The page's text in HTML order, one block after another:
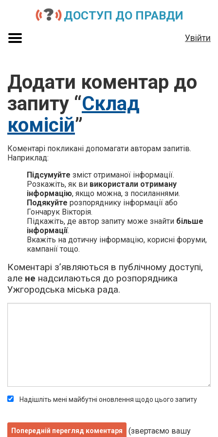
ДОСТУП ДО ПРАВДИ
Увійти
Додати коментар до
запиту “Склад
комісій”
Коментарі покликані допомагати авторам запитів.
Наприклад:
Підсумуйте зміст отриманої інформації.
Розкажіть, як ви використали отриману
інформацію, якщо можна, з посиланнями.
Подякуйте розпоряднику інформації або
Гончарук Вікторія.
Підкажіть, де автор запиту може знайти більше
інформації.
Вкажіть на дотичну інформацію, корисні форуми,
кампанії тощо.
Коментарі з’являються в публічному доступі,
але не надсилаються до розпорядника
Ужгородська міська рада.
Надішліть мені майбутні оновлення щодо цього запиту
(звертаємо вашу